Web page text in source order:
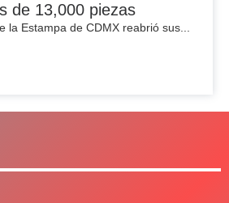
de 13,000 piezas
la Estampa de CDMX reabrió sus...